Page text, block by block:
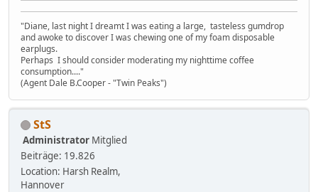
"Diane, last night I dreamt I was eating a large, tasteless gumdrop
and awoke to discover I was chewing one of my foam disposable
earplugs.
Perhaps I should consider moderating my nighttime coffee
consumption...."
(Agent Dale B.Cooper - "Twin Peaks")
StS
Administrator Mitglied
Beiträge: 19.826
Location: Harsh Realm,
Hannover